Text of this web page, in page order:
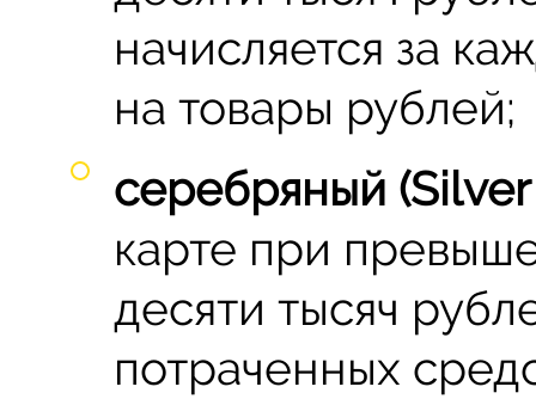
начисляется за
на товары рублей;
серебряный
карте при
десяти тысяч
потраченных